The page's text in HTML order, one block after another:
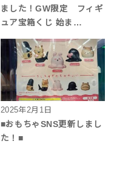
ました！GW限定 フィギ
ュア宝箱くじ 始ま…
2025年2月1日
■おもちゃSNS更新しまし
た！■